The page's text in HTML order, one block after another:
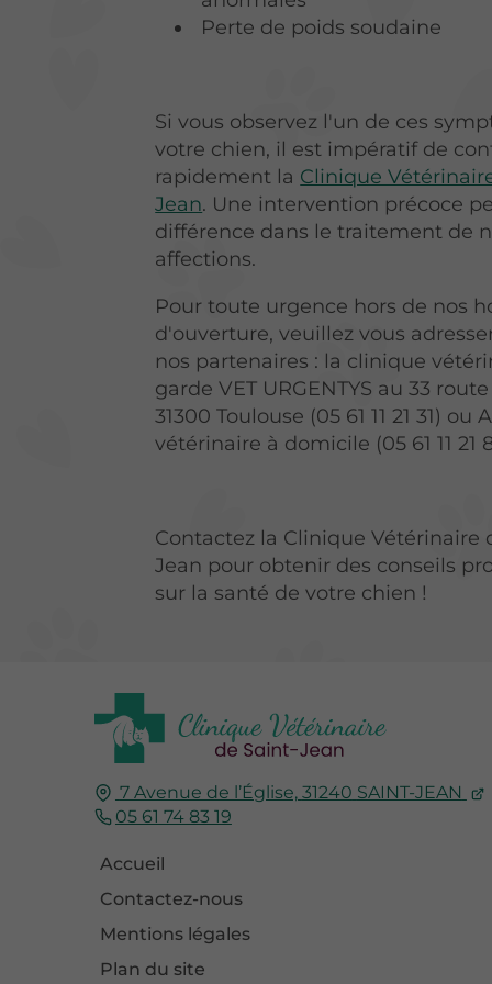
Perte de poids soudaine
Si vous observez l'un de ces
votre chien, il est impératif de
rapidement la Clinique
Jean. Une intervention précoce
différence dans le traitement de
affections.
Pour toute urgence hors de nos
d'ouverture, veuillez vous
nos partenaires : la clinique
garde VET URGENTYS au 33
31300 Toulouse (05 61 11 21 31) ou
vétérinaire à domicile (05 61 11 21
Contactez la Clinique Vétérinaire
Jean pour obtenir des conseils
sur la santé de votre chien !
7 Avenue de l’Église, 31240 SAINT-JEAN
05 61 74 83 19
Accueil
Contactez-nous
Mentions légales
Plan du site